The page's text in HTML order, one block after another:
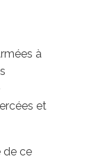
à
et
de ce